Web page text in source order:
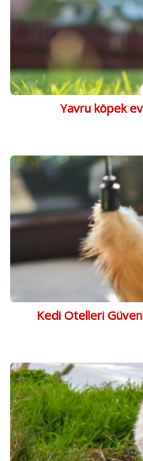
Yavru köpek
Kedi Otelleri